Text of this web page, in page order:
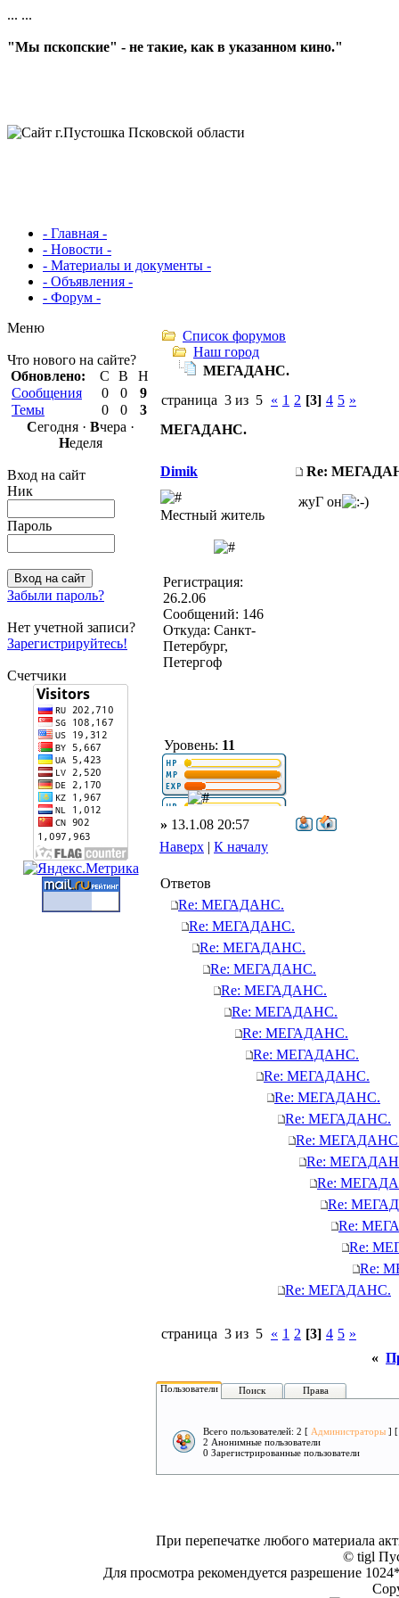
... ...
"Мы пскопские" - не такие, как в указанном кино."
- Главная -
- Новости -
- Материалы и документы -
- Объявления -
- Форум -
Меню
Что нового на сайте?
Обновлено:
С В
Н
Сообщения
0 0
9
Темы
0 0
3
Сегодня · Вчера ·
Неделя
Вход на сайт
Ник
Пароль
Забыли пароль?
Нет учетной записи?
Зарегистрируйтесь!
Счетчики
Список форумов
Наш город
МЕГАДАНС.
страница 3 из 5 « 1 2 [3] 4 5 »
МЕГАДАНС.
Dimik Re:
Местный житель
Регистрация:
26.2.06
Сообщений: 146
Откуда: Санкт-
Петербург,
Петергоф
Уровень: 11
жуГ он
» 13.1.08 20:57
Наверх | К началу
Ответов
Re: МЕГАДАНС.
Re: МЕГАДАНС.
Re: МЕГАДАНС.
Re: МЕГАДАНС.
Re: МЕГАДАНС.
Re: МЕГАДАНС.
Re: МЕГАДАНС.
Re: МЕГАДАНС.
Re: МЕГАДАНС.
Re: МЕГАДАНС.
Re: МЕГАДАНС.
Re:
Re:
Re:
Re:
Re:
Re:
Re:
Re: МЕГАДАНС.
страница 3 из 5 « 1 2 [3] 4 5 »
«
Пользователи Поиск Права
Всего пользователей: 2 [ Администраторы ]
2 Анонимные пользователи
0 Зарегистрированные пользователи
При перепечатке любого материала
© tigl
Для просмотра рекомендуется разрешение